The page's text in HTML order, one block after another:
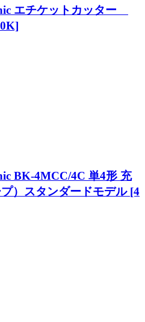
エチケットカッター
BK-4MCC/4C 単4形 充
）スタンダードモデル [4